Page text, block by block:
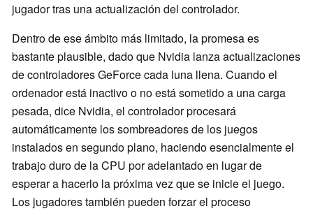
jugador tras una actualización del controlador.
Dentro de ese ámbito más limitado, la promesa es
bastante plausible, dado que Nvidia lanza actualizaciones
de controladores GeForce cada luna llena. Cuando el
ordenador está inactivo o no está sometido a una carga
pesada, dice Nvidia, el controlador procesará
automáticamente los sombreadores de los juegos
instalados en segundo plano, haciendo esencialmente el
trabajo duro de la CPU por adelantado en lugar de
esperar a hacerlo la próxima vez que se inicie el juego.
Los jugadores también pueden forzar el proceso